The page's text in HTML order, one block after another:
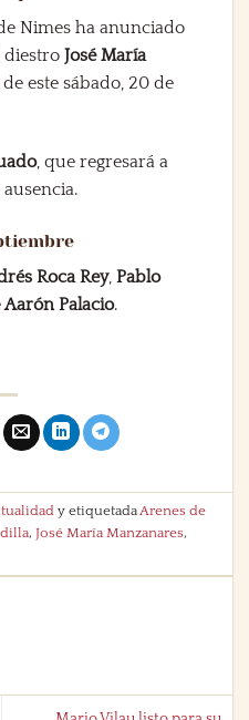
Nimes ha anunciado
diestro José María
este sábado, 20 de
, que regresará a
Roca Rey, Pablo
Aarón Palacio.
y etiquetadaArenes de
,José María Manzanares,